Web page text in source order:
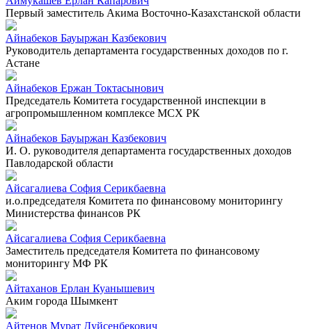
Первый заместитель Акима Восточно-Казахстанской области
Айнабеков Бауыржан Казбекович
Руководитель департамента государственных доходов по г.
Астане
Айнабеков Ержан Токтасынович
Председатель Комитета государственной инспекции в
агропромышленном комплексе МСХ РК
Айнабеков Бауыржан Казбекович
И. О. руководителя департамента государственных доходов
Павлодарской области
Айсагалиева София Серикбаевна
и.о.председателя Комитета по финансовому мониторингу
Министерства финансов РК
Айсагалиева София Серикбаевна
Заместитель председателя Комитета по финансовому
мониторингу МФ РК
Айтаханов Ерлан Куанышевич
Аким города Шымкент
Айтенов Мурат Дуйсенбекович